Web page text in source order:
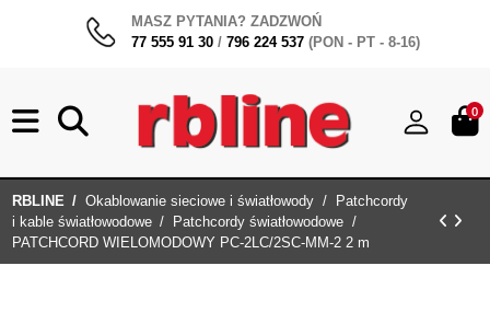
MASZ PYTANIA? ZADZWOŃ
77 555 91 30 / 796 224 537 (PON - PT - 8-16)
0
RBLINE Okablowanie sieciowe i światłowody
Patchcordy
i kable światłowodowe
Patchcordy światłowodowe
PATCHCORD WIELOMODOWY PC-2LC/2SC-MM-2 2 m